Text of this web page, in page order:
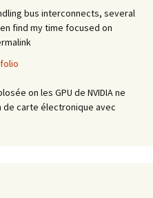
bus interconnects, several
find my time focused on
on les GPU de NVIDIA ne
carte électronique avec